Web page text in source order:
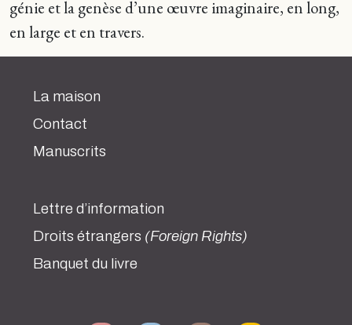
génie et la genèse d’une œuvre imaginaire, en long,
en large et en travers.
La maison
Contact
Manuscrits
Lettre d’information
Droits étrangers (Foreign Rights)
Banquet du livre